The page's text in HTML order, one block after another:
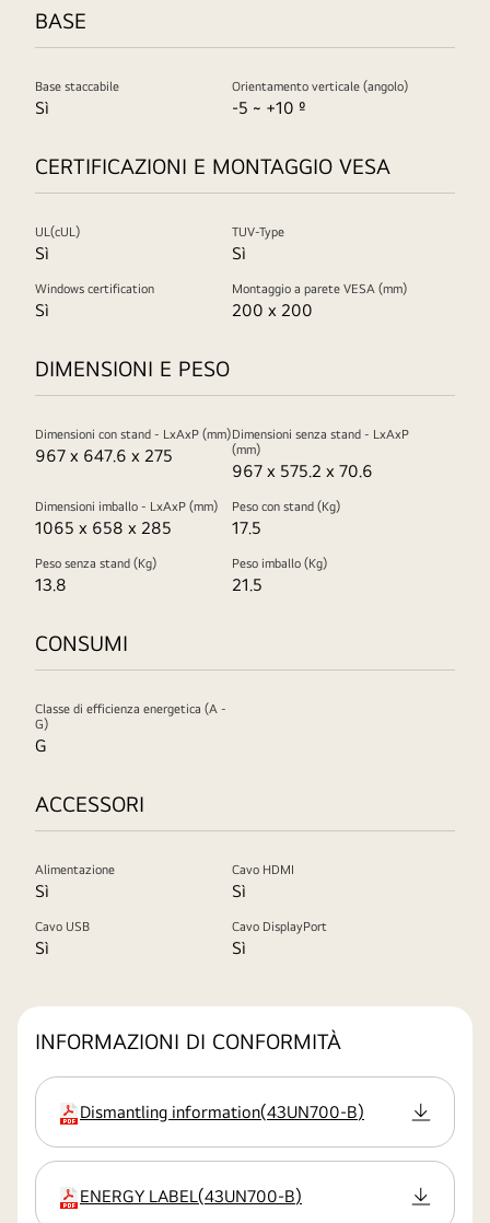
BASE
Base staccabile
Sì
Orientamento verticale (angolo)
-5 ~ +10 º
CERTIFICAZIONI E MONTAGGIO VESA
UL(cUL)
Sì
TUV-Type
Sì
Windows certification
Sì
Montaggio a parete VESA (mm)
200 x 200
DIMENSIONI E PESO
Dimensioni con stand - LxAxP (mm)
967 x 647.6 x 275
Dimensioni senza stand - LxAxP
(mm)
967 x 575.2 x 70.6
Dimensioni imballo - LxAxP (mm)
1065 x 658 x 285
Peso con stand (Kg)
17.5
Peso senza stand (Kg)
13.8
Peso imballo (Kg)
21.5
CONSUMI
Classe di efficienza energetica (A -
G)
G
ACCESSORI
Alimentazione
Sì
Cavo HDMI
Sì
Cavo USB
Sì
Cavo DisplayPort
Sì
INFORMAZIONI DI CONFORMITÀ
estensione
Dismantling information(43UN700-B)
estensione
ENERGY LABEL(43UN700-B)